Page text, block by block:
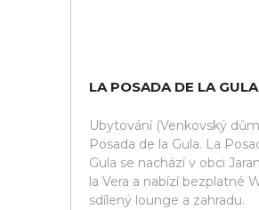
LA POSADA DE LA GULA
Ubytování (Venkovský
Posada de la Gula. La
Gula se nachází v obci
la Vera a nabízí bezplatné
sdílený lounge a zahradu.